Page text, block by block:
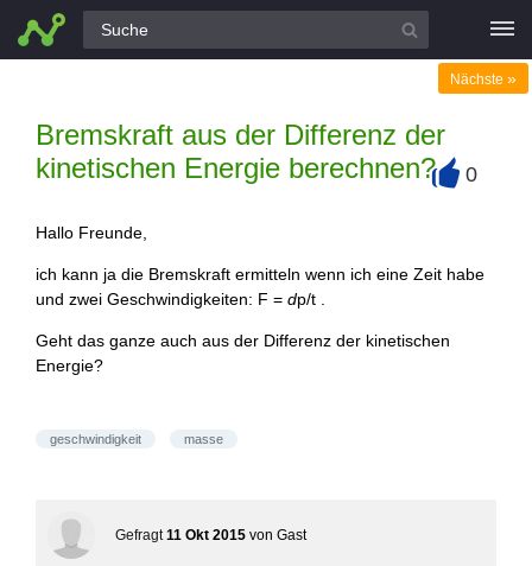
Alle Fragen
Bremskraft aus der Differenz der
kinetischen Energie berechnen?
Nächste »
0
Hallo Freunde,
ich kann ja die Bremskraft ermitteln wenn ich eine Zeit habe
und zwei Geschwindigkeiten: F = dp/t .
Geht das ganze auch aus der Differenz der kinetischen
Energie?
geschwindigkeit masse
Gefragt 11 Okt 2015 von Gast